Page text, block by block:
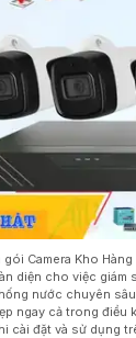
gói Camera Kho
diện cho việc giám
nước chuyên
ngay cả trong điều
cài đặt và sử dụng